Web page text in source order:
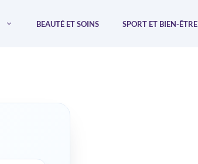
BEAUTÉ ET SOINS SPORT ET BIEN-ÊTRE